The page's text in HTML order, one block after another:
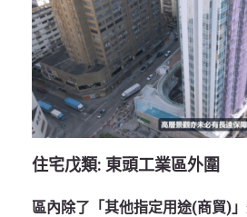
住宅戊類: 東頭工業區外圍
區內除了「其他指定用途(商貿)